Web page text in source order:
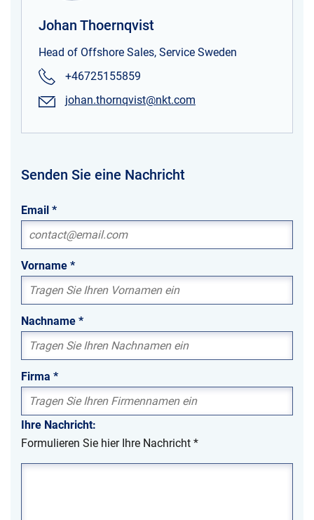
Johan Thoernqvist
Head of Offshore Sales, Service Sweden
+46725155859
johan.thornqvist@nkt.com
Senden Sie eine Nachricht
Email *
Vorname *
Nachname *
Firma *
Ihre Nachricht:
Formulieren Sie hier Ihre Nachricht *